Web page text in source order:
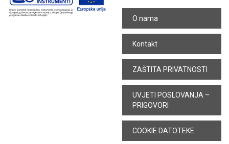
O nama
Kontakt
ZAŠTITA PRIVATNOSTI
UVJETI POSLOVANJA –
PRIGOVORI
COOKIE DATOTEKE